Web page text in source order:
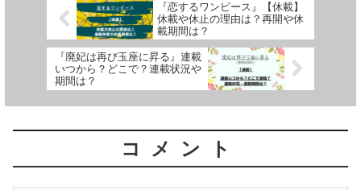
『恋するワンピース』【休載】
休載や休止の理由は？再開や休
載期間は？
『廃妃は再び玉座に昇る』連載
いつから？どこで？連載状況や
期間は？
コメント